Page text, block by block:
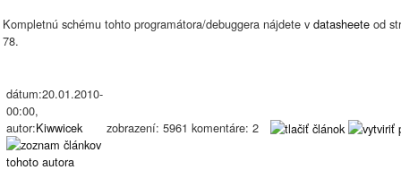
Kompletnú schému tohto programátora/debuggera nájdete v datasheete od
78.
dátum:20.01.2010-
00:00,
autor:Kiwwicek zobrazení: 5961 komentáre: 2